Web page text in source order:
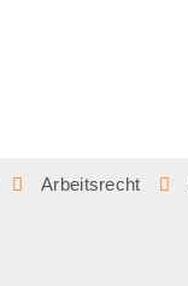
Arbeitsrecht